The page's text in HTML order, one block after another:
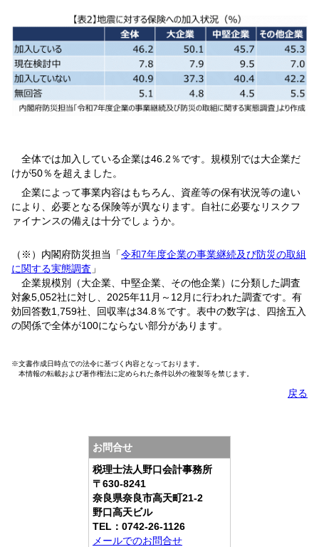
全体では加入している企業は46.2％です。規模別では大企業だ
けが50％を超えました。
企業によって事業内容はもちろん、資産等の保有状況等の違い
により、必要となる保険等が異なります。自社に必要なリスクフ
ァイナンスの備えは十分でしょうか。
（※）内閣府防災担当「令和7年度企業の事業継続及び防災の取組
に関する実態調査 」
企業規模別（大企業、中堅企業、その他企業）に分類した調査
対象5,052社に対し、2025年11月～12月に行われた調査です。有
効回答数1,759社、回収率は34.8％です。表中の数字は、四捨五入
の関係で全体が100にならない部分があります。
※文書作成日時点での法令に基づく内容となっております。
本情報の転載および著作権法に定められた条件以外の複製等を禁じます。
戻る
お問合せ
税理士法人野口会計事務所
〒630-8241
奈良県奈良市高天町21-2
野口高天ビル
TEL：0742-26-1126
メールでのお問合せ